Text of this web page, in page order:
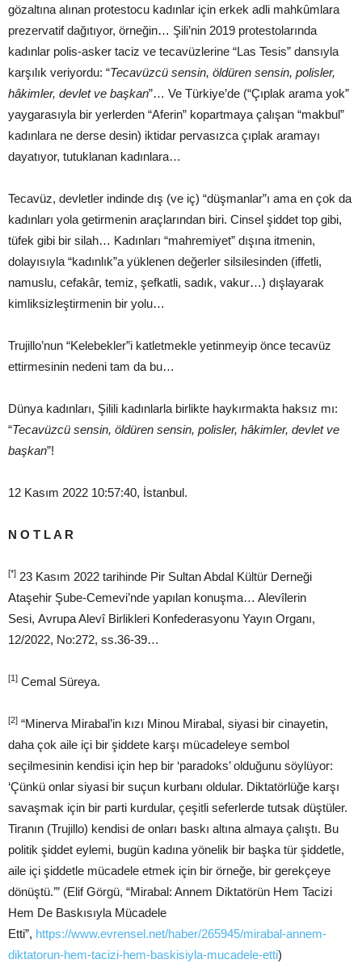
gözaltına alınan protestocu kadınlar için erkek adli mahkûmlara
prezervatif dağıtıyor, örneğin… Şili’nin 2019 protestolarında
kadınlar polis-asker taciz ve tecavüzlerine “Las Tesis” dansıyla
karşılık veriyordu: “Tecavüzcü sensin, öldüren sensin, polisler,
hâkimler, devlet ve başkan”… Ve Türkiye’de (“Çıplak arama yok”
yaygarasıyla bir yerlerden “Aferin” kopartmaya çalışan “makbul”
kadınlara ne derse desin) iktidar pervasızca çıplak aramayı
dayatıyor, tutuklanan kadınlara…
Tecavüz, devletler indinde dış (ve iç) “düşmanlar”ı ama en çok da
kadınları yola getirmenin araçlarından biri. Cinsel şiddet top gibi,
tüfek gibi bir silah… Kadınları “mahremiyet” dışına itmenin,
dolayısıyla “kadınlık”a yüklenen değerler silsilesinden (iffetli,
namuslu, cefakâr, temiz, şefkatli, sadık, vakur…) dışlayarak
kimliksizleştirmenin bir yolu…
Trujillo’nun “Kelebekler”i katletmekle yetinmeyip önce tecavüz
ettirmesinin nedeni tam da bu…
Dünya kadınları, Şilili kadınlarla birlikte haykırmakta haksız mı:
“Tecavüzcü sensin, öldüren sensin, polisler, hâkimler, devlet ve
başkan”!
12 Kasım 2022 10:57:40, İstanbul.
N O T L A R
[*] 23 Kasım 2022 tarihinde Pir Sultan Abdal Kültür Derneği
Ataşehir Şube-Cemevi’nde yapılan konuşma… Alevîlerin
Sesi, Avrupa Alevî Birlikleri Konfederasyonu Yayın Organı,
12/2022, No:272, ss.36-39…
[1] Cemal Süreya.
[2] “Minerva Mirabal’in kızı Minou Mirabal, siyasi bir cinayetin,
daha çok aile içi bir şiddete karşı mücadeleye sembol
seçilmesinin kendisi için hep bir ‘paradoks’ olduğunu söylüyor:
‘Çünkü onlar siyasi bir suçun kurbanı oldular. Diktatörlüğe karşı
savaşmak için bir parti kurdular, çeşitli seferlerde tutsak düştüler.
Tiranın (Trujillo) kendisi de onları baskı altına almaya çalıştı. Bu
politik şiddet eylemi, bugün kadına yönelik bir başka tür şiddetle,
aile içi şiddetle mücadele etmek için bir örneğe, bir gerekçeye
dönüştü.’” (Elif Görgü, “Mirabal: Annem Diktatörün Hem Tacizi
Hem De Baskısıyla Mücadele
Etti”, https://www.evrensel.net/haber/265945/mirabal-annem-
diktatorun-hem-tacizi-hem-baskisiyla-mucadele-etti)